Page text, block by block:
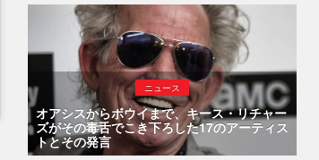
ニュース
オアシスからボウイまで、キース・リチャー
ズがその毒舌でこき下ろした17のアーティス
トとその発言